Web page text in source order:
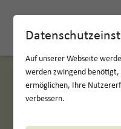
Auf unserer Webseite
werden zwingend benötigt,
ermöglichen, Ihre
verbessern.